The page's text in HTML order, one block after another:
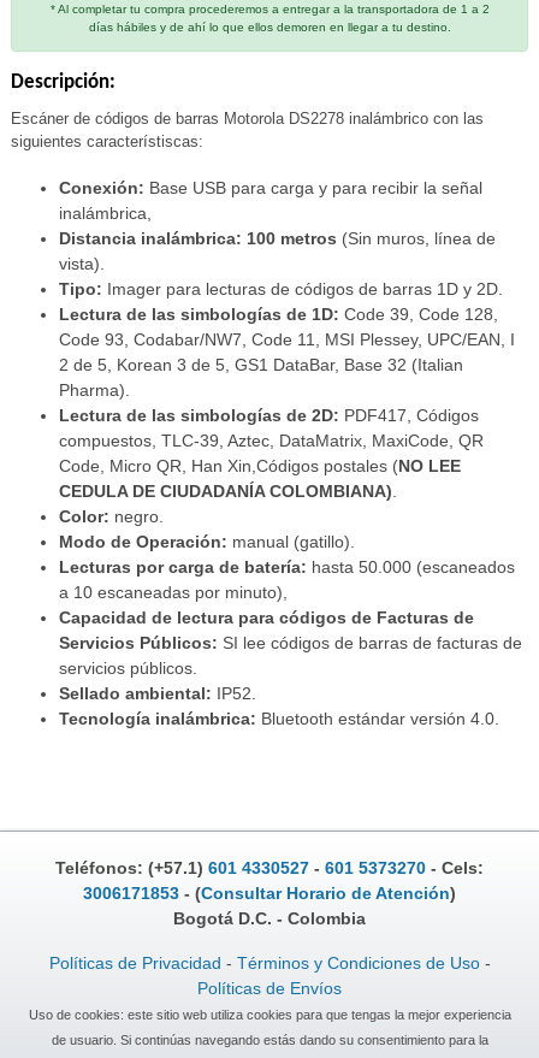
* Al completar tu compra procederemos a entregar a la transportadora de 1 a 2
días hábiles y de ahí lo que ellos demoren en llegar a tu destino.
Descripción:
Escáner de códigos de barras Motorola DS2278 inalámbrico con las
siguientes característiscas:
Conexión: Base USB para carga y para recibir la señal
inalámbrica,
Distancia inalámbrica: 100 metros (Sin muros, línea de
vista).
Tipo: Imager para lecturas de códigos de barras 1D y 2D.
Lectura de las simbologías de 1D: Code 39, Code 128,
Code 93, Codabar/NW7, Code 11, MSI Plessey, UPC/EAN, I
2 de 5, Korean 3 de 5, GS1 DataBar, Base 32 (Italian
Pharma).
Lectura de las simbologías de 2D: PDF417, Códigos
compuestos, TLC-39, Aztec, DataMatrix, MaxiCode, QR
Code, Micro QR, Han Xin,Códigos postales (NO LEE
CEDULA DE CIUDADANÍA COLOMBIANA)
Color: negro.
Modo de Operación: manual (gatillo).
Lecturas por carga de batería: hasta 50.000 (escaneados
a 10 escaneadas por minuto),
Capacidad de lectura para códigos de Facturas de
Servicios Públicos: SI lee códigos de barras de facturas de
servicios públicos.
Sellado ambiental: IP52.
Tecnología inalámbrica: Bluetooth estándar versión 4.0.
Teléfonos: (+57.1) 601 4330527 - 601 5373270 - Cels:
3006171853 - (Consultar Horario de Atención)
Bogotá D.C. - Colombia
Políticas de Privacidad - Términos y Condiciones de Uso-
Políticas de Envíos
Uso de cookies: este sitio web utiliza cookies para que tengas la mejor experiencia
de usuario. Si continúas navegando estás dando su consentimiento para la